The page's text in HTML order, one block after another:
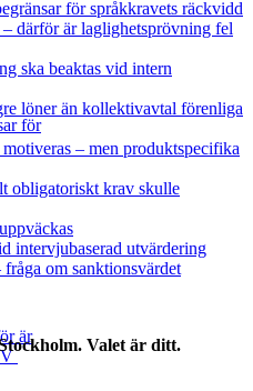
för
är
för språkkravets räckvidd
därför är laglighetsprövning fel
ska beaktas vid intern
löner än kollektivavtal förenliga
– men produktspecifika
obligatoriskt krav skulle
intervjubaserad utvärdering
om sanktionsvärdet
Valet är ditt.